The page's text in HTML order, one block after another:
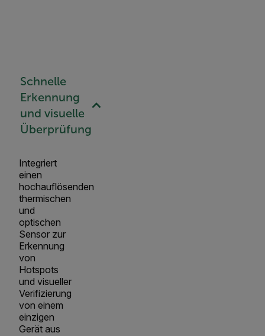
Schnelle
Erkennung
und visuelle
Überprüfung
Integriert
einen
hochauflösenden
thermischen
und
optischen
Sensor zur
Erkennung
von
Hotspots
und visueller
Verifizierung
von einem
einzigen
Gerät aus